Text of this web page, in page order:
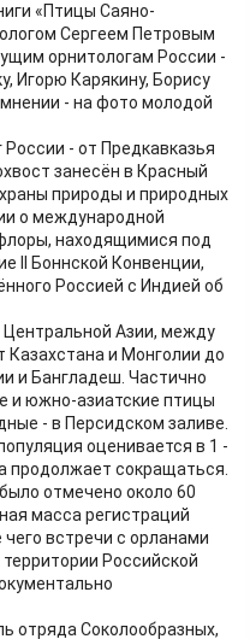
«Птицы Саяно-
Сергеем Петровым
орнитологам России -
Игорю Карякину, Борису
- на фото молодой
- от Предкавказья
занесён в Красный
природы и природных
о международной
находящимися под
II Боннской Конвенции,
Россией с Индией об
Центральной Азии, между
и Монголии до
и Бангладеш. Частично
и южно-азиатские птицы
- в Персидском заливе.
оценивается в 1 -
продолжает сокращаться.
отмечено около 60
масса регистраций
встречи с орланами
Российской
отряда Соколообразных,